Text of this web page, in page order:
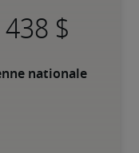
nationale